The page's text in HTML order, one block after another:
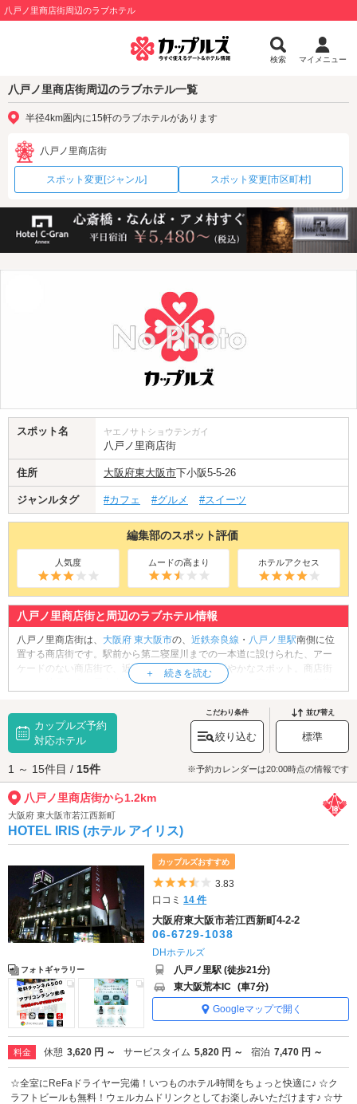
八戸ノ里商店街周辺のラブホテル
検索 マイメニュー
八戸ノ里商店街周辺のラブホテル一覧
半径4km圏内に15軒のラブホテルがあります
八戸ノ里商店街
スポット変更[ジャンル] スポット変更[市区町村]
スポット名 ヤエノサトショウテンガイ
八戸ノ里商店街
住所 大阪府東大阪市下小阪5-5-26
ジャンルタグ #カフェ #グルメ #スイーツ
編集部のスポット評価
人気度 ムードの高まり ホテルアクセス
八戸ノ里商店街と周辺のラブホテル情報
八戸ノ里商店街は、 大阪府 東大阪市の、 近鉄奈良線 ・ 八戸ノ里駅南側に位
置する商店街です。駅前から第二寝屋川までの一本道に設けられた、アー
ケードのない商店街で、近隣住民にも愛される賑やかなスポット。商店街
には、地元出身の歴史小説家・司馬遼太郎氏も通ったと言われている喫茶
屋さんなどバラエティ豊かなお店が軒を連ねています。ローカルな商店街
ならではの温かさをお楽しみください。また周辺には、作家・司馬遼太郎
氏ファン必見の博物館「
司馬遼太郎記念館」も。こちらにも併せて足を伸
ばしてみてはいかがでしょうか？
八戸ノ里商店街へは、
東大阪・長田・八尾エリアのラブホテルからもアク
セスが便利です。
カップルズ予約
対応ホテル
こだわり条件
絞り込む
並び替え
標準
1 ～ 15件目 / 15件 ※予約カレンダーは20:00時点の情報です
八戸ノ里商店街から1.2km
大阪府 東大阪市若江西新町
HOTEL IRIS (ホテル アイリス)
フォトギャラリー
カップルズおすすめ
5つ星のうち3.5
3.83
口コミ14 件
大阪府東大阪市若江西新町4-2-2
06-6729-1038
DHホテルズ
八戸ノ里駅 (徒歩21分)
東大阪荒本IC (車7分)
Googleマップで開く
料金 休憩 3,620 円 ～ サービスタイム 5,820 円 ～ 宿泊 7,470 円 ～
☆全室にReFaドライヤー完備！いつものホテル時間をちょっと快適に♪ ☆ク
ラフトビールも無料！ウェルカムドリンクとしてお楽しみいただけます♪ ☆サ